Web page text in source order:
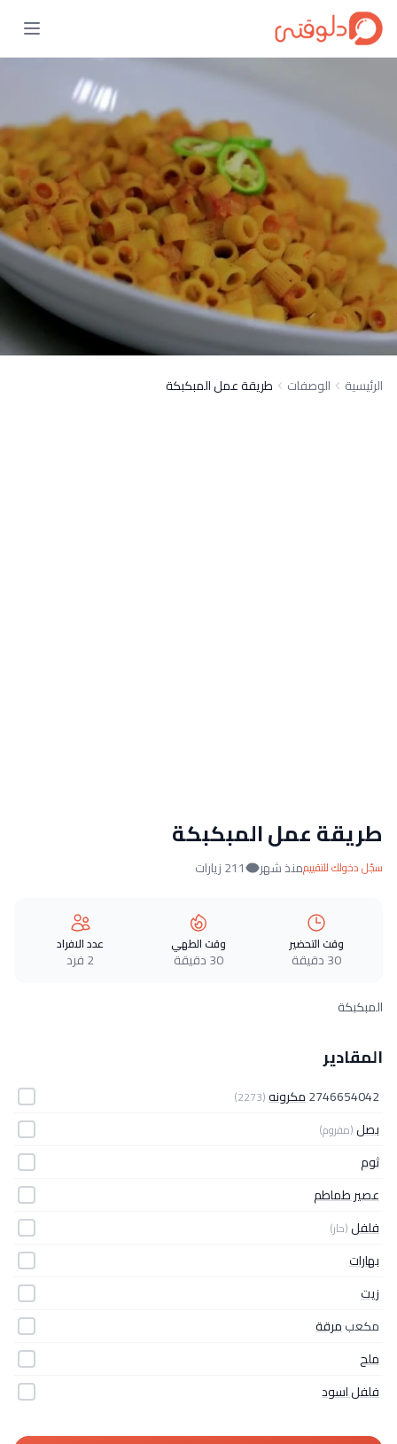
الرئيسية الوصفات طريقة عمل المبكبكة
طريقة عمل المبكبكة
سجّل دخولك للتقييممنذ شهر 211 زيارات
وقت التحضير
30 دقيقة
وقت الطهي
30 دقيقة
عدد الافراد
2 فرد
المبكبكة
المقادير
2746654042مكرونه(2273)
بصل(مفروم)
ثوم
عصير طماطم
فلفل(حار)
بهارات
زيت
مكعبمرقة
ملح
فلفل اسود